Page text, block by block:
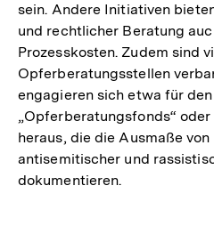
sein. Andere Initiativen
und rechtlicher Beratung
Prozesskosten. Zudem sind
Opferberatungsstellen
engagieren sich etwa für
„Opferberatungsfonds“
heraus, die die Ausmaße
antisemitischer und
dokumentieren.